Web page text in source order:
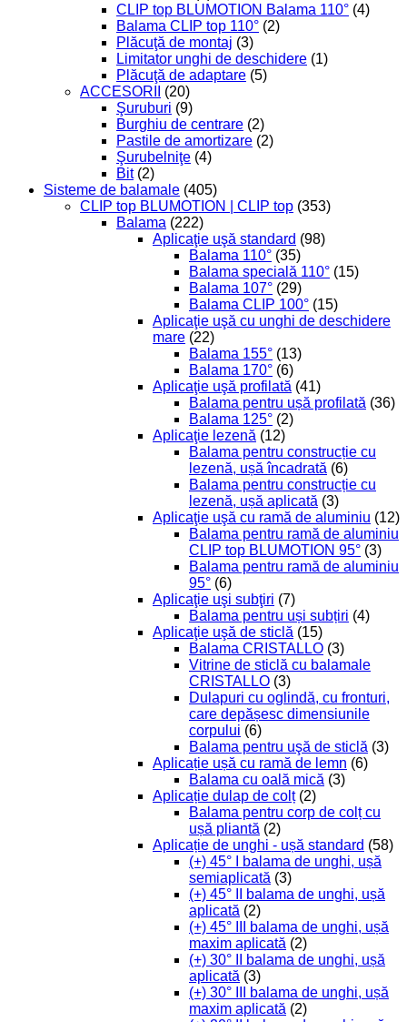
CLIP top BLUMOTION Balama 110° (4)
Balama CLIP top 110° (2)
Plăcuţă de montaj (3)
Limitator unghi de deschidere (1)
Plăcuţă de adaptare (5)
ACCESORII
(20)
Şuruburi (9)
Burghiu de centrare (2)
Pastile de amortizare (2)
Şurubelniţe (4)
Bit (2)
Sisteme de balamale (405)
CLIP top BLUMOTION | CLIP top (353)
Balama (222)
Aplicaţie uşă standard (98)
Balama 110° (35)
Balama specială 110° (15)
Balama 107° (29)
Balama CLIP 100° (15)
Aplicaţie uşă cu unghi de deschidere
mare (22)
Balama 155° (13)
Balama 170° (6)
Aplicaţie uşă profilată (41)
Balama pentru ușă profilată (36)
Balama 125° (2)
Aplicaţie lezenă (12)
Balama pentru construcție cu
lezenă, ușă încadrată (6)
Balama pentru construcție cu
lezenă, ușă aplicată (3)
Aplicaţie uşă cu ramă de aluminiu (12)
Balama pentru ramă de aluminiu
CLIP top BLUMOTION 95° (3)
Balama pentru ramă de aluminiu
95° (6)
Aplicaţie uşi subţiri (7)
Balama pentru uși subțiri (4)
Aplicaţie uşă de sticlă (15)
Balama CRISTALLO (3)
Vitrine de sticlă cu balamale
CRISTALLO (3)
Dulapuri cu oglindă, cu fronturi,
care depășesc dimensiunile
corpului (6)
Balama pentru uşă de sticlă (3)
Aplicație ușă cu ramă de lemn (6)
Balama cu oală mică (3)
Aplicație dulap de colț (2)
Balama pentru corp de colț cu
ușă pliantă (2)
Aplicație de unghi - ușă standard (58)
(+) 45° I balama de unghi, ușă
semiaplicată (3)
(+) 45° II balama de unghi, ușă
aplicată (2)
(+) 45° III balama de unghi, ușă
maxim aplicată (2)
(+) 30° II balama de unghi, ușă
aplicată (3)
(+) 30° III balama de unghi, ușă
maxim aplicată (2)